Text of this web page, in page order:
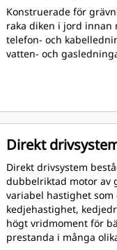
Konstruerade för
raka diken i jord innan
telefon- och
vatten- och
Direkt
Direkt drivsystem
dubbelriktad motor av
variabel hastighet
kedjehastighet,
högt vridmoment för
prestanda i många